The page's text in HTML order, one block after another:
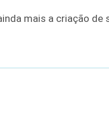
mais a criação de